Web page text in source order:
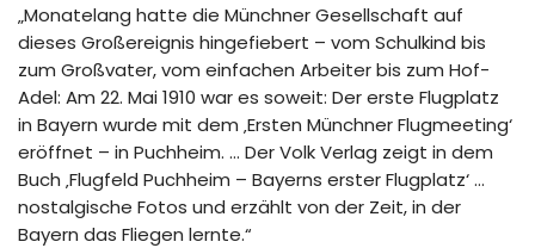
„Monatelang hatte die Münchner Gesellschaft auf
dieses Großereignis hingefiebert – vom Schulkind bis
zum Großvater, vom einfachen Arbeiter bis zum Hof-
Adel: Am 22. Mai 1910 war es soweit: Der erste Flugplatz
in Bayern wurde mit dem ‚Ersten Münchner Flugmeeting‘
eröffnet – in Puchheim. … Der Volk Verlag zeigt in dem
Buch ‚Flugfeld Puchheim – Bayerns erster Flugplatz‘ …
nostalgische Fotos und erzählt von der Zeit, in der
Bayern das Fliegen lernte.“